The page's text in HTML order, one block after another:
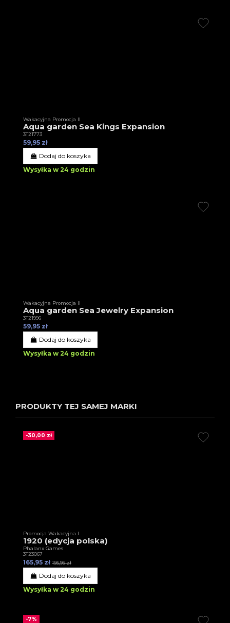
Wakacyjna Promocja II
Aqua garden Sea Kings Expansion
3T21773
59,95 zł
Dodaj do koszyka
Wysyłka w 24 godzin
Wakacyjna Promocja II
Aqua garden Sea Jewelry Expansion
3T21996
59,95 zł
Dodaj do koszyka
Wysyłka w 24 godzin
PRODUKTY TEJ SAMEJ MARKI
-30,00 zł
Promocja Wakacyjna I
1920 (edycja polska)
Phalanx Games
3T23067
165,95 zł 195,99 zł
Dodaj do koszyka
Wysyłka w 24 godzin
-7%